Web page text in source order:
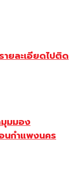
ายละเอียดไปติด
มมอง
นกำแพงนคร